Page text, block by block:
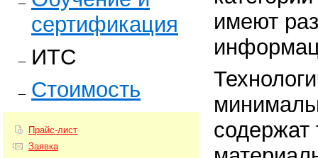
сертификация
ИТС
Стоимость
Прайс-лист
Заявка
имеют
содержат